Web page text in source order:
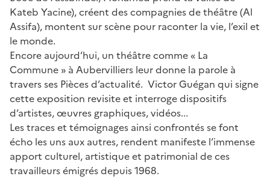
Kateb Yacine), créent des compagnies de théâtre (Al
Assifa), montent sur scène pour raconter la vie, l’exil et
le monde.
Encore aujourd’hui, un théâtre comme « La
Commune » à Aubervilliers leur donne la parole à
travers ses Pièces d’actualité. Victor Guégan qui signe
cette exposition revisite et interroge dispositifs
d’artistes, œuvres graphiques, vidéos...
Les traces et témoignages ainsi confrontés se font
écho les uns aux autres, rendent manifeste l’immense
apport culturel, artistique et patrimonial de ces
travailleurs émigrés depuis 1968.